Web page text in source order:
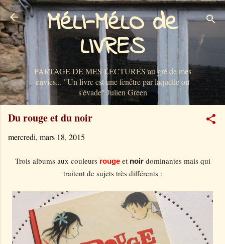
Accéder au contenu principal
MéLI-MéLO de
LIVRES
PARTAGE DE MES LECTURES au gré de mes
envies... "Un livre est une fenêtre par laquelle on
s'évade" Julien Green
Du rouge et du noir
mercredi, mars 18, 2015
Trois albums aux couleurs rougeet noirdominantes mais qui
traitent de sujets très différents :